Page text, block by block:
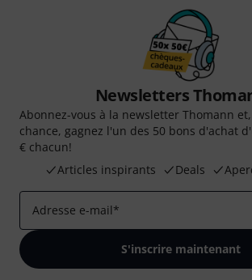
Newsletters
Abonnez-vous à la newsletter Thomann
chance, gagnez l'un des 50 bons d'achat
€ chacun!
Articles inspirants
Deals
Adresse e-mail*
S'inscrire maintenant